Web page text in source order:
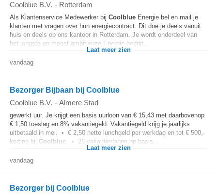
Coolblue B.V. - Rotterdam
Als Klantenservice Medewerker bij Coolblue Energie bel en mail je
klanten met vragen over hun energiecontract. Dit doe je deels vanuit
huis en deels op ons kantoor in Rotterdam. Je wordt onderdeel van
het jongste en meest ambitieuze Energie bedrijf...
Laat meer zien
vandaag
Bezorger Bijbaan bij Coolblue
Coolblue B.V. - Almere Stad
gewerkt uur. Je krijgt een basis uurloon van € 15,43 met daarbovenop
€ 1,50 toeslag en 8% vakantiegeld. Vakantiegeld krijg je jaarlijks
uitbetaald in mei. • € 2,50 netto lunchgeld per werkdag en tot € 500,-
korting bij Coolblue . • 26 vakantiedagen op basis...
Laat meer zien
vandaag
Bezorger bij Coolblue